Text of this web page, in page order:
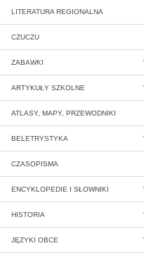
LITERATURA REGIONALNA
CZUCZU
ZABAWKI
ARTYKUŁY SZKOLNE
ATLASY, MAPY, PRZEWODNIKI
BELETRYSTYKA
CZASOPISMA
ENCYKLOPEDIE I SŁOWNIKI
HISTORIA
JĘZYKI OBCE